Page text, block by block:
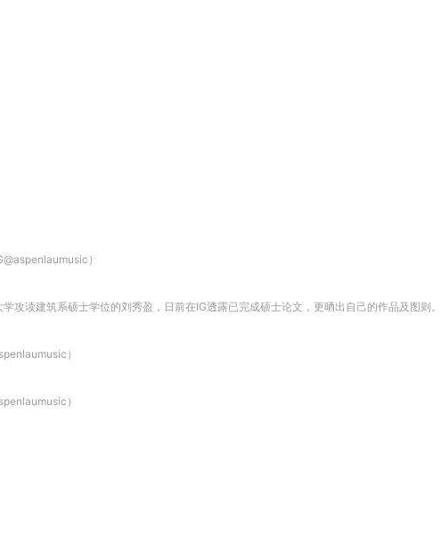
）
攻读建筑系硕士学位的刘秀盈，日前在IG透露已完成硕士论文，更晒出自己的作品及图则
）
）